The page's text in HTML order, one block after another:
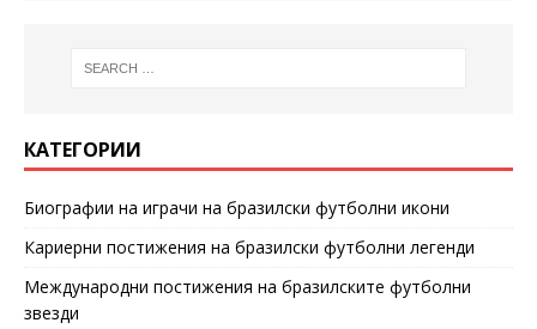
КАТЕГОРИИ
Биографии на играчи на бразилски футболни икони
Кариерни постижения на бразилски футболни легенди
Международни постижения на бразилските футболни
звезди